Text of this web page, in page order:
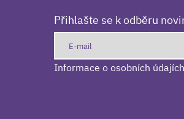
Přihlašte se k odběru
Informace o osobních údajích